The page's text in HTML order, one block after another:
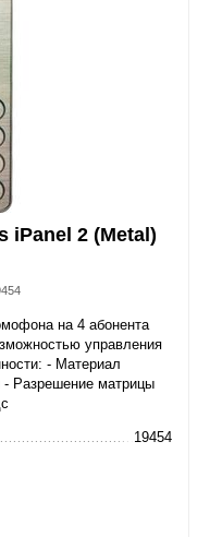
iPanel 2 (Metal)
на 4 абонента
управления
- Материал
Разрешение матрицы
19454